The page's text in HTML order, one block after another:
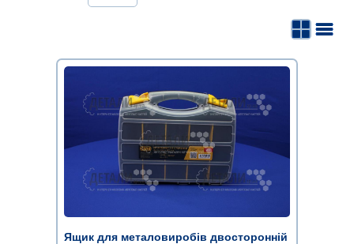
Ящик для металовиробів двосторонній